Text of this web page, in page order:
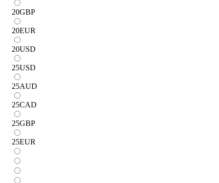
20GBP
20EUR
20USD
25USD
25AUD
25CAD
25GBP
25EUR